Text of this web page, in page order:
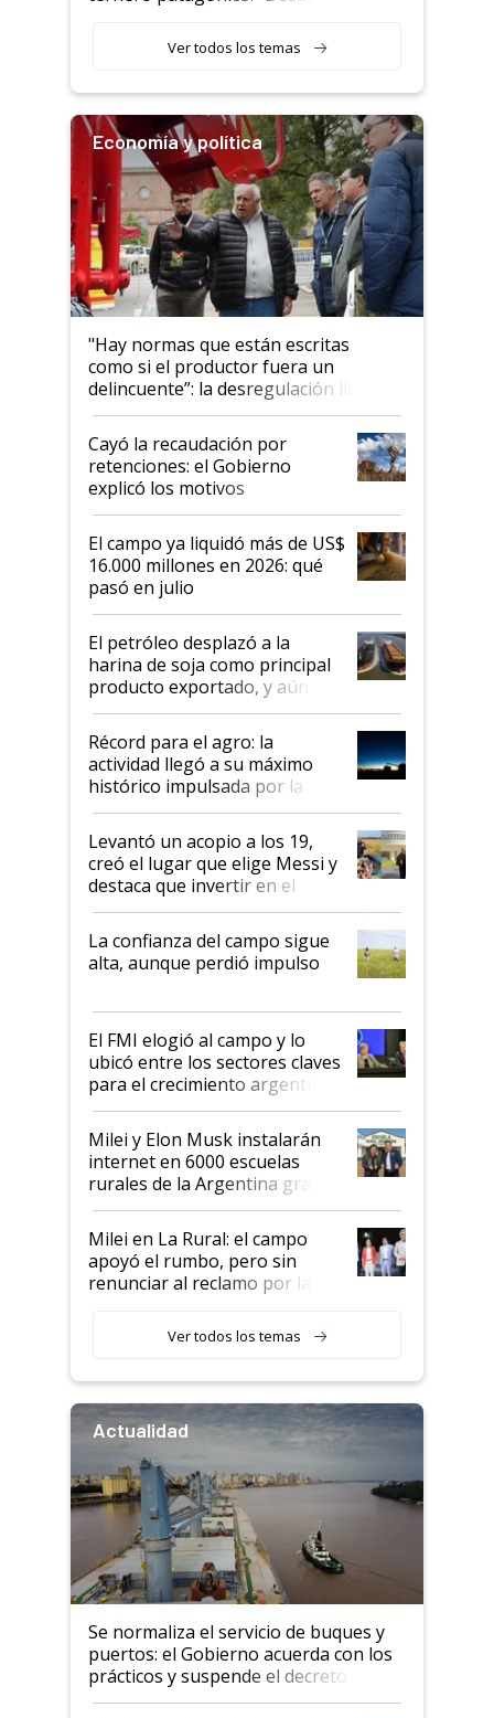
llamar la atención"
Ver todos los temas
Economía y política
"Hay normas que están escritas
como si el productor fuera un
delincuente”: la desregulación llegó
al Congreso Aapresid y hasta se
habló del financiamiento al IPCVA
Cayó la recaudación por
retenciones: el Gobierno
explicó los motivos
El campo ya liquidó más de US$
16.000 millones en 2026: qué
pasó en julio
El petróleo desplazó a la
harina de soja como principal
producto exportado, y aún así
el agro aportó casi seis de cada
diez dólares y sostuvo el
liderazgo en un semestre
récord
Récord para el agro: la
actividad llegó a su máximo
histórico impulsada por la
cosecha y las exportaciones
Levantó un acopio a los 19,
creó el lugar que elige Messi y
destaca que invertir en el
kirchnerismo era como "darle
plata a un hijo para droga":
Juan Félix Rossetti, el libertario
que de una dura crisis salió
de Milei
La confianza del campo sigue
alta, aunque perdió impulso
El FMI elogió al campo y lo
ubicó entre los sectores claves
para el crecimiento argentino
Milei y Elon Musk instalarán
internet en 6000 escuelas
rurales de la Argentina gracias
a un acuerdo con Starlink
Milei en La Rural: el campo
apoyó el rumbo, pero sin
renunciar al reclamo por las
Ver todos los temas
Actualidad
Se normaliza el servicio de buques y
puertos: el Gobierno acuerda con los
prácticos y suspende el decreto de
desregulación